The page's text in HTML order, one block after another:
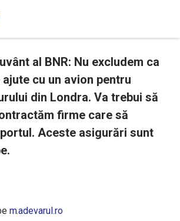
al BNR: Nu excludem ca
cu un avion pentru
din Londra. Va trebui să
firme care să
Aceste asigurări sunt
m.adevarul.ro